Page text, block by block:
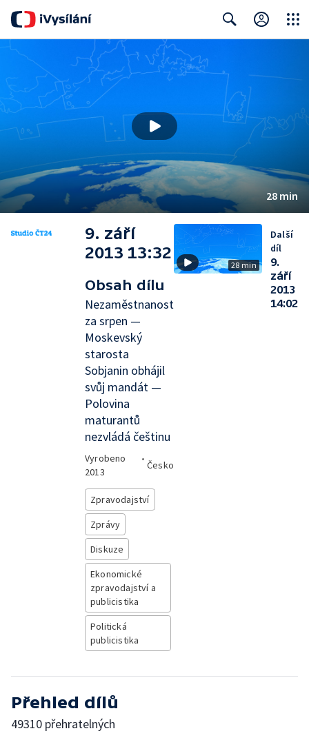
28 min
9. září
2013 13:32
Obsah dílu
Nezaměstnanost
za srpen —
Moskevský
starosta
Sobjanin obhájil
svůj mandát —
Polovina
maturantů
nezvládá češtinu
Vyrobeno
2013
•
Česko
Zpravodajství
Zprávy
Diskuze
Ekonomické
zpravodajství a
publicistika
Politická
publicistika
28 min
Další
díl
9.
září
2013
14:02
Přehled dílů
49310 přehratelných